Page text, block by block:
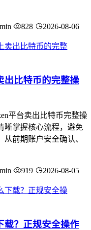
828 2026-08-06
出比特币的完整操
平台卖出比特币完整操
晰掌握核心流程，避免
前期账户安全确认、
919 2026-08-05
载？正规安全操作